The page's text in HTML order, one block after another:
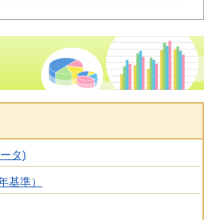
計情報館トップページ
タ)
基準）